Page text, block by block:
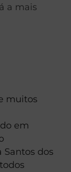
a mais
muitos
em
dos